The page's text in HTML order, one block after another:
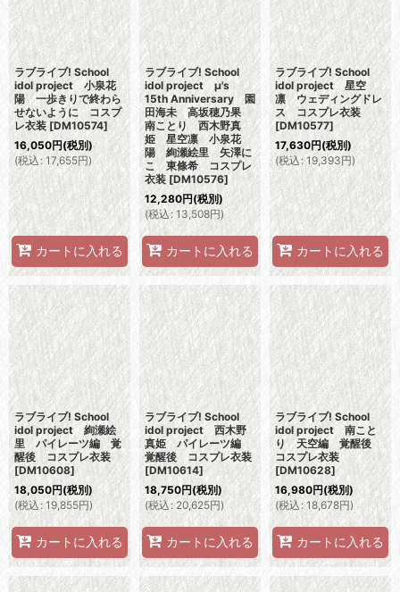
ラブライブ! School
idol project 小泉花
陽 一歩きりで終わら
せないように コスプ
レ衣装 [DM10574]
16,050円(税別)
(税込: 17,655円)
カートに入れる
ラブライブ! School
idol project μ's
15th Anniversary 園
田海未 高坂穂乃果
南ことり 西木野真
姫 星空凛 小泉花
陽 絢瀬絵里 矢澤に
こ 東條希 コスプレ
衣装 [DM10576]
12,280円(税別)
(税込: 13,508円)
カートに入れる
ラブライブ! School
idol project 星空
凛 ウェディングドレ
ス コスプレ衣装
[DM10577]
17,630円(税別)
(税込: 19,393円)
カートに入れる
ラブライブ! School
idol project 絢瀬絵
里 パイレーツ編 覚
醒後 コスプレ衣装
[DM10608]
18,050円(税別)
(税込: 19,855円)
カートに入れる
ラブライブ! School
idol project 西木野
真姫 パイレーツ編
覚醒後 コスプレ衣装
[DM10614]
18,750円(税別)
(税込: 20,625円)
カートに入れる
ラブライブ! School
idol project 南こと
り 天空編 覚醒後
コスプレ衣装
[DM10628]
16,980円(税別)
(税込: 18,678円)
カートに入れる